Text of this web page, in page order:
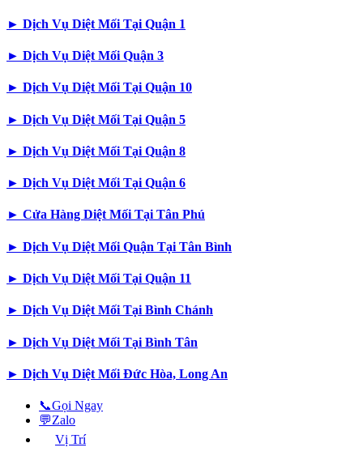
► Dịch Vụ Diệt Mối Tại Quận 1
► Dịch Vụ Diệt Mối Quận 3
► Dịch Vụ Diệt Mối Tại Quận 10
► Dịch Vụ Diệt Mối Tại Quận 5
► Dịch Vụ Diệt Mối Tại Quận 8
► Dịch Vụ Diệt Mối Tại Quận 6
► Cửa Hàng Diệt Mối Tại Tân Phú
► Dịch Vụ Diệt Mối Quận Tại Tân Bình
► Dịch Vụ Diệt Mối Tại Quận 11
► Dịch Vụ Diệt Mối Tại Bình Chánh
► Dịch Vụ Diệt Mối Tại Bình Tân
► Dịch Vụ Diệt Mối Đức Hòa, Long An
📞Gọi Ngay
💬Zalo
Vị Trí